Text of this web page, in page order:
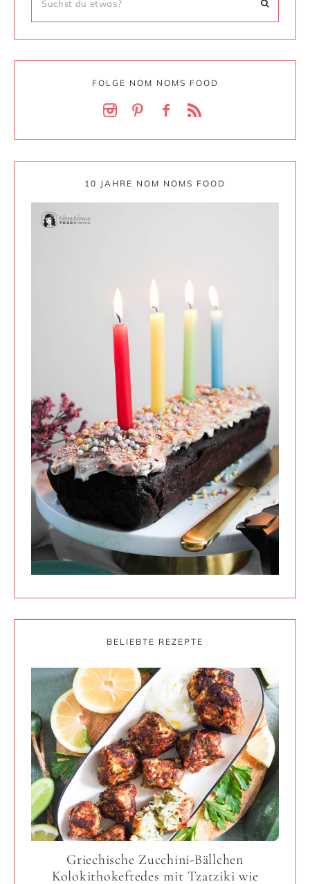
FOLGE NOM NOMS FOOD
10 JAHRE NOM NOMS FOOD
BELIEBTE REZEPTE
Griechische Zucchini-Bällchen
Kolokithokeftedes mit Tzatziki wie